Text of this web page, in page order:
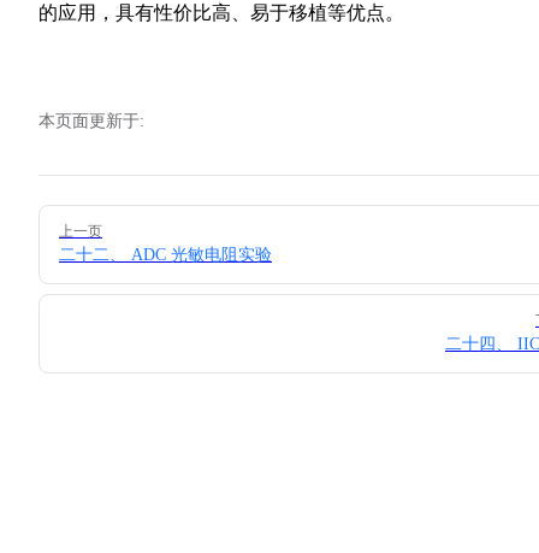
的应用，具有性价比高、易于移植等优点。
本页面更新于:
Pager
上一页
二十二、 ADC 光敏电阻实验
二十四、